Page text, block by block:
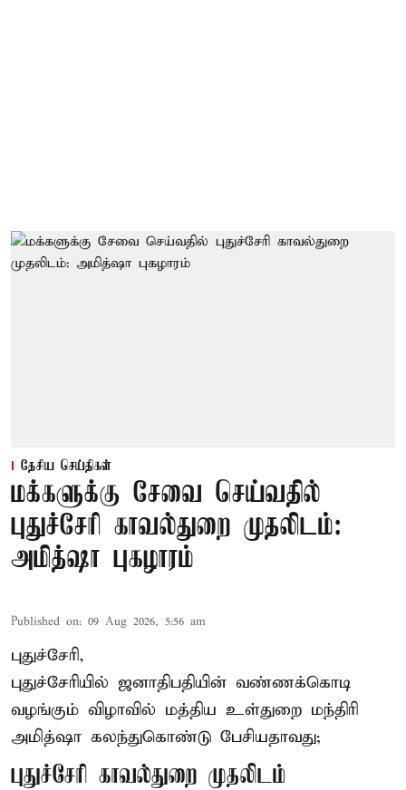
தேசிய செய்திகள்
மக்களுக்கு சேவை செய்வதில்
புதுச்சேரி காவல்துறை முதலிடம்:
அமித்ஷா புகழாரம்
Published on: 09 Aug 2026, 5:56 am
புதுச்சேரி,
புதுச்சேரியில் ஜனாதிபதியின் வண்ணக்கொடி
வழங்கும் விழாவில் மத்திய உள்துறை மந்திரி
அமித்ஷா கலந்துகொண்டு பேசியதாவது;
புதுச்சேரி காவல்துறை முதலிடம்